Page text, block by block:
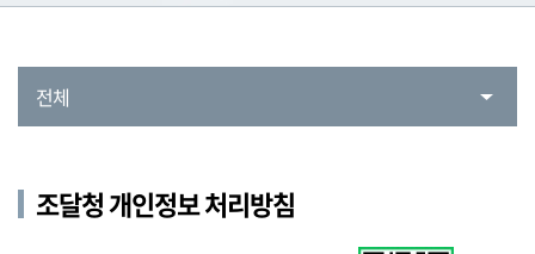
전체
조달청 개인정보 처리방침